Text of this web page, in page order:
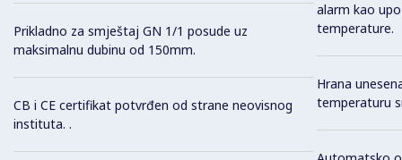
Prikladno za smještaj GN 1/1 posude uz
maksimalnu dubinu od 150mm.
CB i CE certifikat potvrđen od strane neovisnog
instituta. .
alarm kao
temperature.
Hrana
temperaturu